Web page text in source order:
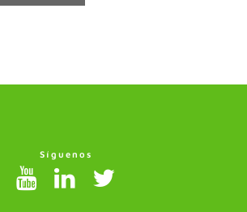
Síguenos